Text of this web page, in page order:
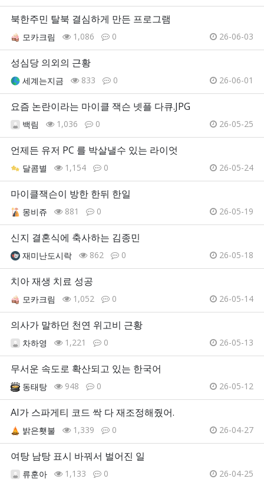
북한주민 탈북 결심하게 만든 프로그램
모카크림 1,086 0 26-06-03
성심당 의외의 근황
세계는지금 833 0 26-06-01
요즘 논란이라는 마이클 잭슨 넷플 다큐.JPG
백림 1,036 0 26-05-25
언제든 유저 PC 를 박살낼수 있는 라이엇
달콤별 1,154 0 26-05-24
마이클잭슨이 방한 한뒤 한일
몽비쥬 881 0 26-05-19
신지 결혼식에 축사하는 김종민
재미난도시락 862 0 26-05-18
치아 재생 치료 성공
모카크림 1,052 0 26-05-14
의사가 말하던 천연 위고비 근황
차하영 1,221 0 26-05-13
무서운 속도로 확산되고 있는 한국어
동태탕 948 0 26-05-12
AI가 스파게티 코드 싹 다 재조정해줬어.
밝은횃불 1,339 0 26-04-27
여탕 남탕 표시 바꿔서 벌어진 일
류훈아 1,133 0 26-04-25